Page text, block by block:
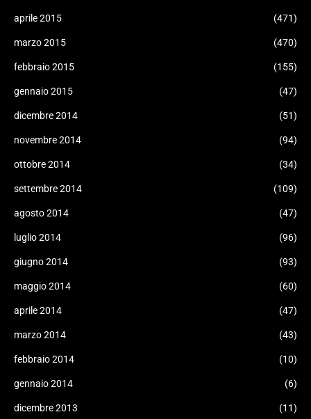
aprile 2015 (471)
marzo 2015 (470)
febbraio 2015 (155)
gennaio 2015 (47)
dicembre 2014 (51)
novembre 2014 (94)
ottobre 2014 (34)
settembre 2014 (109)
agosto 2014 (47)
luglio 2014 (96)
giugno 2014 (93)
maggio 2014 (60)
aprile 2014 (47)
marzo 2014 (43)
febbraio 2014 (10)
gennaio 2014 (6)
dicembre 2013 (11)